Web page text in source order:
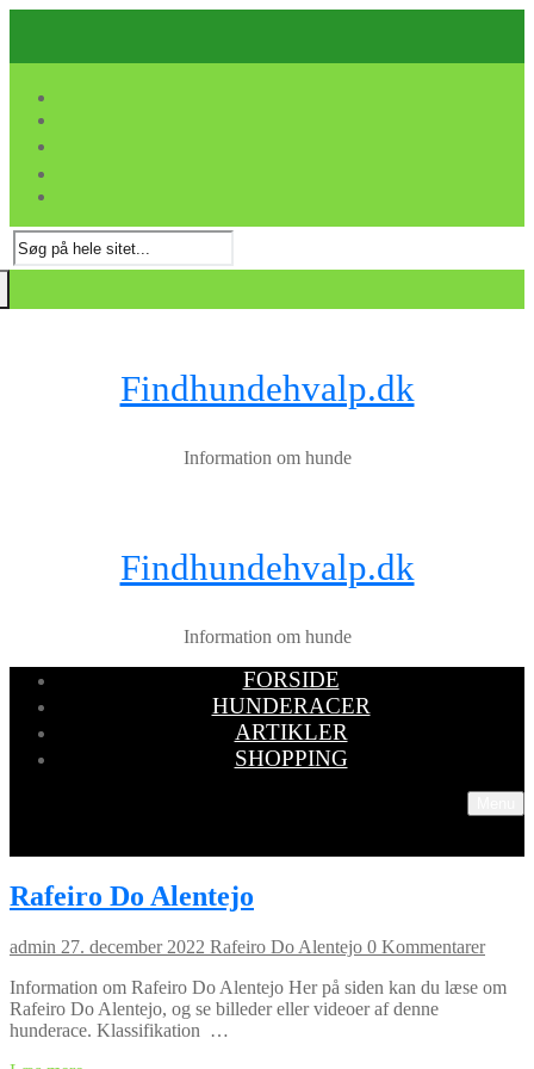
indhold
Søg
efter:
Findhundehvalp.dk
Information om hunde
Findhundehvalp.dk
Information om hunde
FORSIDE
HUNDERACER
ARTIKLER
SHOPPING
Rafeiro Do Alentejo
admin 27. december 2022 Rafeiro Do Alentejo 0 Kommentarer
Information om Rafeiro Do Alentejo Her på siden kan du læse om
Rafeiro Do Alentejo, og se billeder eller videoer af denne
hunderace. Klassifikation …